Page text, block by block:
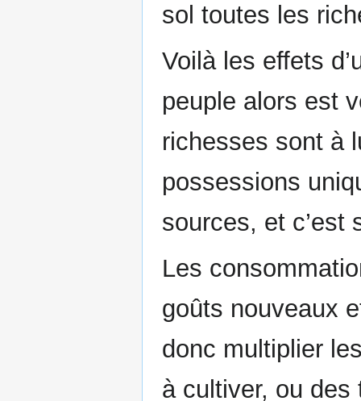
sol toutes les
Voilà les effets
peuple alors est
richesses sont à
possessions
sources, et c’est
Les
goûts nouveaux
donc multiplier
à cultiver, ou des